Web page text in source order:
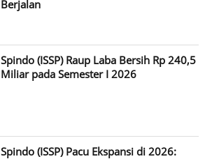
Berjalan
Spindo (ISSP) Raup Laba Bersih Rp 240,5
Miliar pada Semester I 2026
Spindo (ISSP) Pacu Ekspansi di 2026: